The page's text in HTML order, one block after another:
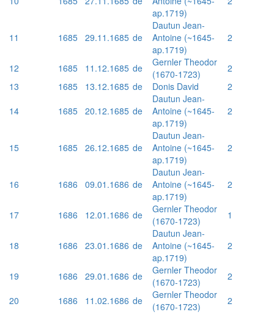
ap.1719)
11 1685 29.11.1685 de
Dautun Jean-
Antoine (~1645-
ap.1719)
2
12 1685 11.12.1685 de
Gernler Theodor
(1670-1723)
2
13
1685 13.12.1685 de Donis David
2
14
1685 20.12.1685 de
Dautun Jean-
Antoine (~1645-
ap.1719)
2
15 1685 26.12.1685 de
Dautun Jean-
Antoine (~1645-
ap.1719)
2
16 1686 09.01.1686 de
Dautun Jean-
Antoine (~1645-
ap.1719)
2
17 1686 12.01.1686 de
Gernler Theodor
(1670-1723)
1
18 1686 23.01.1686 de
Dautun Jean-
Antoine (~1645-
ap.1719)
2
19 1686 29.01.1686 de
Gernler Theodor
(1670-1723)
2
20
1686 11.02.1686 de
Gernler Theodor
(1670-1723)
2